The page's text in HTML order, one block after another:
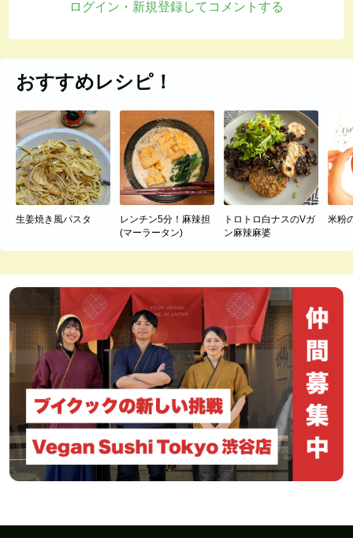
ログイン・新規登録してコメントする
おすすめレシピ！
生姜焼き風パスタ
レンチン5分！麻辣担
(マーラータン)
トロトロ白ナスのVガ
ン麻辣麻婆
米粉